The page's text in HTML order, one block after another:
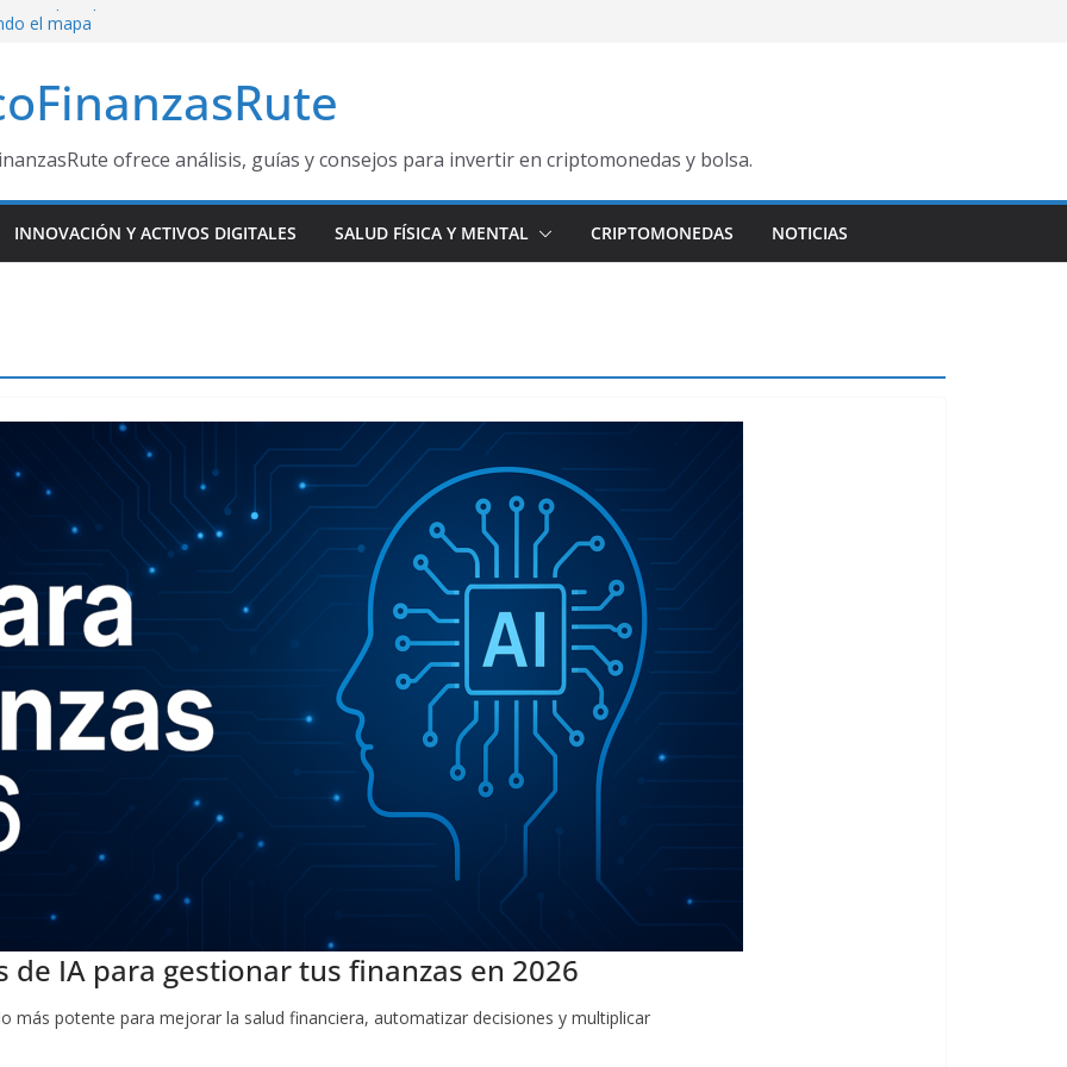
la IA: por qué
el mapa
el Mundial
ganadoras
Oportunidad
miles de
ofrece análisis, guías y consejos para invertir en criptomonedas y bolsa.
INNOVACIÓN Y ACTIVOS DIGITALES SALUD FÍSICA Y MENTAL CRIPTOMONEDAS NOTICIAS
IA para gestionar tus finanzas en 2026
más potente para mejorar la salud financiera, automatizar decisiones y multiplicar